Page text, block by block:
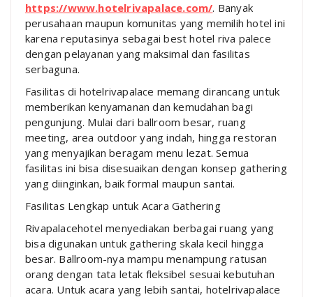
https://www.hotelrivapalace.com/. Banyak
perusahaan maupun komunitas yang memilih hotel ini
karena reputasinya sebagai best hotel riva palece
dengan pelayanan yang maksimal dan fasilitas
serbaguna.
Fasilitas di hotelrivapalace memang dirancang untuk
memberikan kenyamanan dan kemudahan bagi
pengunjung. Mulai dari ballroom besar, ruang
meeting, area outdoor yang indah, hingga restoran
yang menyajikan beragam menu lezat. Semua
fasilitas ini bisa disesuaikan dengan konsep gathering
yang diinginkan, baik formal maupun santai.
Fasilitas Lengkap untuk Acara Gathering
Rivapalacehotel menyediakan berbagai ruang yang
bisa digunakan untuk gathering skala kecil hingga
besar. Ballroom-nya mampu menampung ratusan
orang dengan tata letak fleksibel sesuai kebutuhan
acara. Untuk acara yang lebih santai, hotelrivapalace